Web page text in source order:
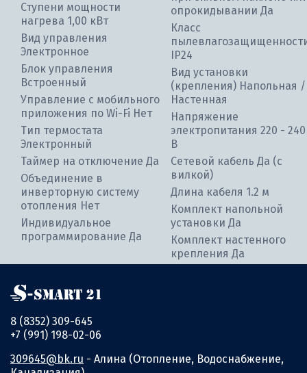
Ступени мощности
нагрева 1,00 кВт
Вид управления
Электронное
Блок управления
Встроенный
Управление c мобильного
приложения по Wi-Fi Нет
Тип термостата
Электронный
Таймер на отключение Да
Объединение в
инверторную систему
отопления Нет
Индивидуальное
программирование Да
опрокидывании Да
Класс
IP24
Вид установки
(крепления) Напольная /
Настенная
Напряжение
электропитания 220 - 240
В
Сетевой кабель Да (с
вилкой)
Длина кабеля 1.2 м
Комплект напольной
установки Да
Комплект настенного
крепления Да
8 (8352) 309-645
+7 (991) 198-02-06
309645@bk.ru - Алина (Отопление, Водоснабжение,